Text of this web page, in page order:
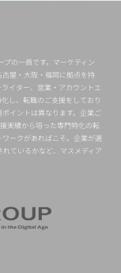
プの一員です。マーケティン
屋・大阪・福岡に拠点を持
イター、営業・アカウントエ
し、転職のご支援をしており
イントは異なります。企業ご
実績から培った専門特化の転
ークがあればこそ。企業が選
ているかなど、マスメディア